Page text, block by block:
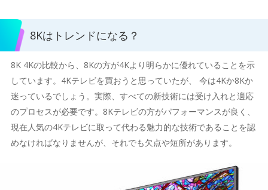
8Kはトレンドになる？
8K 4Kの比較から、8Kの方が4Kより明らかに優れていることを示
しています。4Kテレビを買おうと思っていたが、 今は4Kか8Kか
迷っているでしょう。実際、すべての新技術には受け入れと適応
のプロセスが必要です。8Kテレビの方がパフォーマンスが良く、
現在人気の4Kテレビに取って代わる魅力的な技術であることを認
めなければなりませんが、それでも欠点や短所があります。